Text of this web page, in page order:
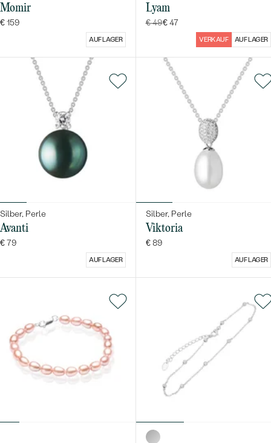
Momir
€ 159
AUF LAGER
Lyam
€ 49€ 47
VERKAUF AUF LAGER
Silber, Perle
Avanti
€ 79
AUF LAGER
Silber, Perle
Viktoria
€ 89
AUF LAGER